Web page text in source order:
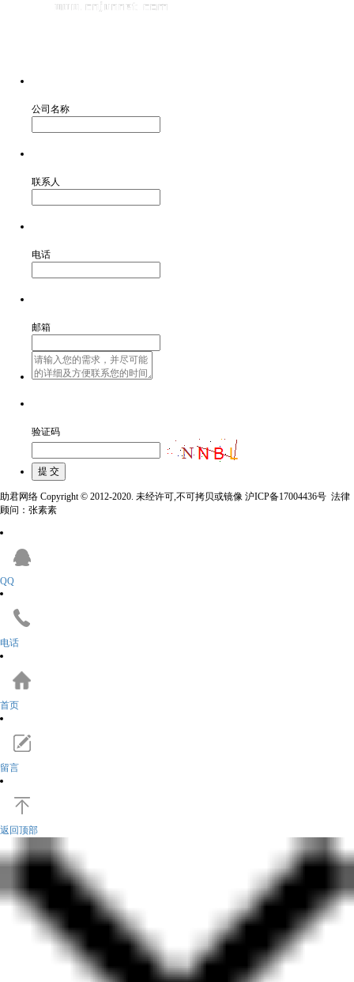
公司名称
联系人
电话
邮箱
验证码
助君网络 Copyright © 2012-2020. 未经许可,不可拷贝或镜像 沪ICP备17004436号 法律
顾问：张素素
QQ
电话
首页
留言
返回顶部